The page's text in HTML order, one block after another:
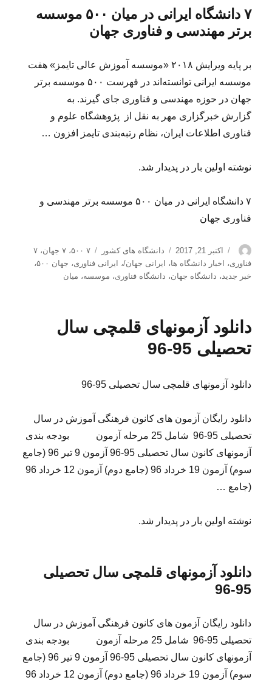
۷ دانشگاه ایرانی در میان ۵۰۰ موسسه
برتر مهندسی و فناوری جهان
بر پایه ویرایش ۲۰۱۸ «موسسه آموزش عالی تایمز» هفت
موسسه ایرانی توانسته‌اند در فهرست ۵۰۰ موسسه برتر
جهان در حوزه مهندسی و فناوری جای گیرند. به
گزارش خبرگزاری مهر به نقل از پژوهشگاه علوم و
فناوری اطلاعات ایران، نظام رتبه‌بندی تایمز افزون …
نوشته اولین بار در پدیدار شد.
۷ دانشگاه ایرانی در میان ۵۰۰ موسسه برتر مهندسی و
فناوری جهان
نویسنده
ارسال
شده
در
اکتبر 21, 2017 دسته‌ها
دانشگاه های کشور برچسب‌ها
۷ ۵۰۰ ،۷ جهان ،۷
فناوری، اخبار دانشگاه ها، ایرانی جهان/، ایرانی فناوری، جهان ۵۰۰
،
خبر جدید ، دانشگاه جهان، دانشگاه فناوری، موسسه، میان
دانلود آزمونهای قلمچی سال
تحصیلی 95-96
دانلود آزمونهای قلمچی سال تحصیلی 95-96
دانلود رایگان آزمون های کانون فرهنگی آموزش در سال
تحصیلی 95-96 شامل 25 مرحله آزمون بودجه بندی
آزمونهای کانون سال تحصیلی 95-96 آزمون 9 تیر 96 (جامع
سوم) آزمون 19 خرداد 96 (جامع دوم) آزمون 12 خرداد 96
(جامع …
نوشته اولین بار در پدیدار شد.
دانلود آزمونهای قلمچی سال تحصیلی
95-96
دانلود رایگان آزمون های کانون فرهنگی آموزش در سال
تحصیلی 95-96 شامل 25 مرحله آزمون بودجه بندی
آزمونهای کانون سال تحصیلی 95-96 آزمون 9 تیر 96 (جامع
سوم) آزمون 19 خرداد 96 (جامع دوم) آزمون 12 خرداد 96